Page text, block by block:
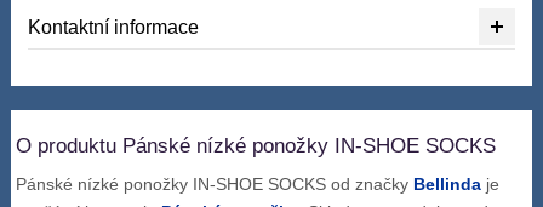
Kontaktní informace
O produktu Pánské nízké ponožky IN-SHOE SOCKS
Pánské nízké ponožky IN-SHOE SOCKS od značky Bellinda je